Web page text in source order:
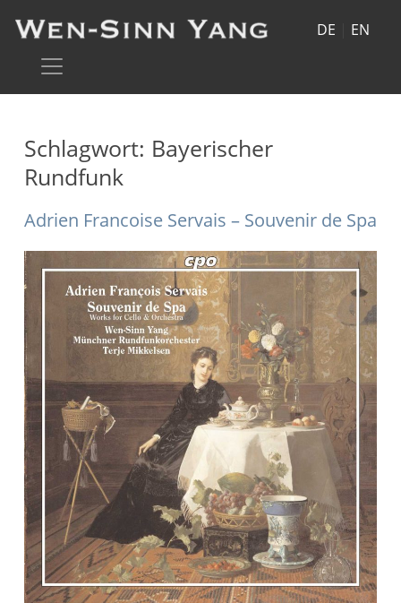
DE EN
Schlagwort: Bayerischer
Rundfunk
Adrien Francoise Servais – Souvenir de Spa